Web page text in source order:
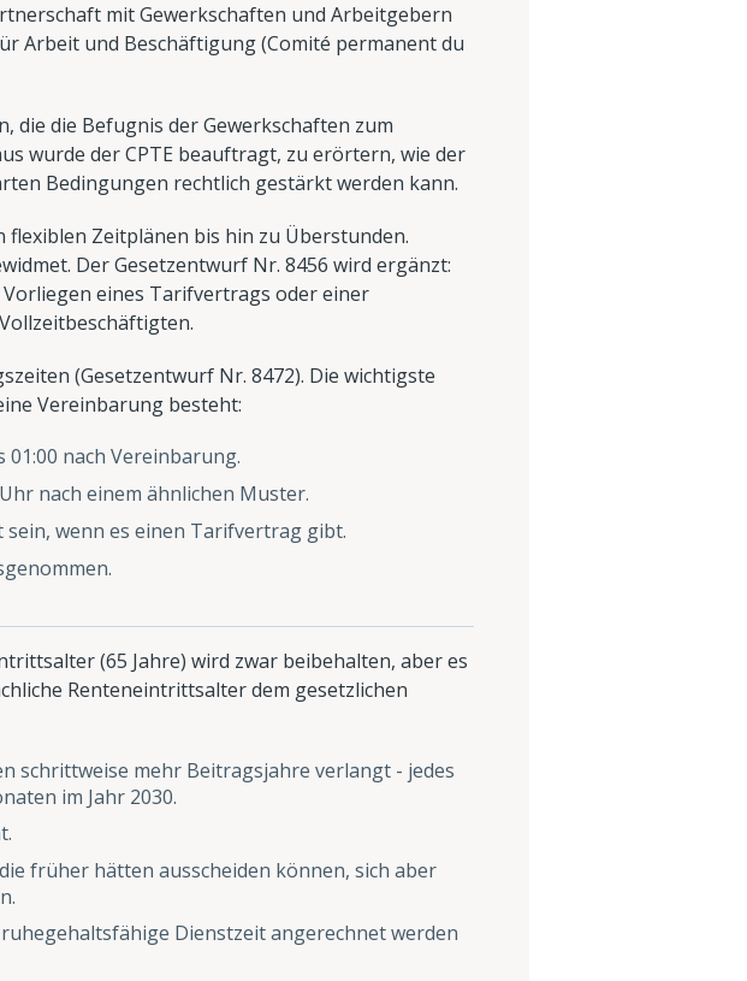
mit Gewerkschaften und Arbeitgebern
Arbeit und Beschäftigung (Comité permanent du
die die Befugnis der Gewerkschaften zum
wurde der CPTE beauftragt, zu erörtern, wie der
Bedingungen rechtlich gestärkt werden kann.
Zeitplänen bis hin zu Überstunden.
Der Gesetzentwurf Nr. 8456 wird ergänzt:
eines Tarifvertrags oder einer
(Gesetzentwurf Nr. 8472). Die wichtigste
Vereinbarung besteht:
01:00 nach Vereinbarung.
nach einem ähnlichen Muster.
wenn es einen Tarifvertrag gibt.
(65 Jahre) wird zwar beibehalten, aber es
Renteneintrittsalter dem gesetzlichen
schrittweise mehr Beitragsjahre verlangt - jedes
im Jahr 2030.
früher hätten ausscheiden können, sich aber
Dienstzeit angerechnet werden